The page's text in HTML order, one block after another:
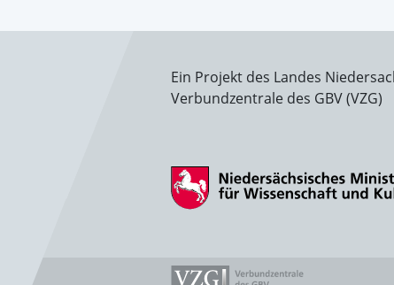
Ein Projekt des Landes
Verbundzentrale des GBV (VZG)